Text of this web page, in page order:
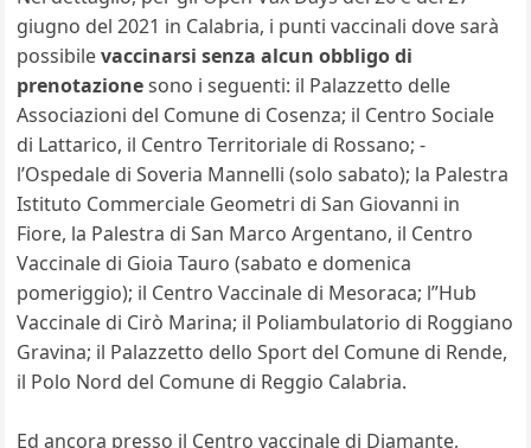
giugno del 2021 in Calabria, i punti vaccinali dove sarà
possibilevaccinarsi senza alcun obbligo di
prenotazionesono i seguenti: il Palazzetto delle
Associazioni del Comune di Cosenza; il Centro Sociale
di Lattarico, il Centro Territoriale di Rossano; -
l’Ospedale di Soveria Mannelli (solo sabato); la Palestra
Istituto Commerciale Geometri di San Giovanni in
Fiore, la Palestra di San Marco Argentano, il Centro
Vaccinale di Gioia Tauro (sabato e domenica
pomeriggio); il Centro Vaccinale di Mesoraca; l”Hub
Vaccinale di Cirò Marina; il Poliambulatorio di Roggiano
Gravina; il Palazzetto dello Sport del Comune di Rende,
il Polo Nord del Comune di Reggio Calabria.
Ed ancora presso il Centro vaccinale di Diamante,